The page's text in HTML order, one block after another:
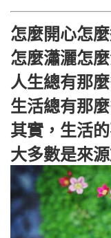
怎麼開心怎
怎麼瀟灑怎
人生總有那
生活總有那
其實，生活
大多數是來